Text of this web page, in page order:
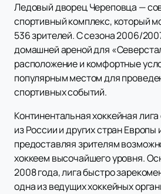
Ледовый дворец Череповца —
спортивный комплекс, который
536 зрителей. С сезона 2006/
домашней ареной для
расположение и комфортные
популярным местом для
спортивных событий.
Континентальная хоккейная
из России и других стран Европы
предоставляя зрителям
хоккеем высочайшего уровня.
2008 года, лига быстро
одна из ведущих хоккейных